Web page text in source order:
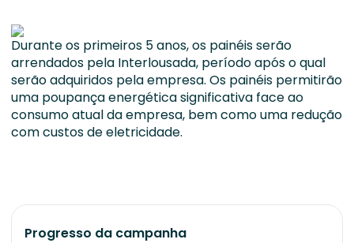
Durante os primeiros 5 anos, os painéis serão
arrendados pela Interlousada, período após o qual
serão adquiridos pela empresa. Os painéis permitirão
uma poupança energética significativa face ao
consumo atual da empresa, bem como uma redução
com custos de eletricidade.
Progresso da campanha